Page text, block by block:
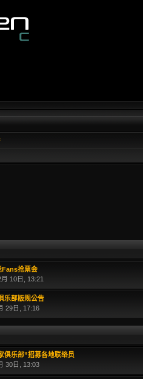
抢票会
10日, 13:21
乐部版规公告
29日, 17:16
俱乐部”招募各地联络员
30日, 13:03